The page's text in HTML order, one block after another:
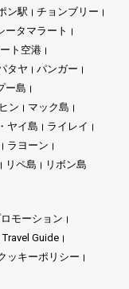
ン駅
チョンブリー
ータマラート
ト空港
タヤ
パンガー
ー島
ン
マック島
ヤイ島
ライレイ
ラヨーン
リペ島 リボン島
モーション
Travel Guide
ッキーポリシー